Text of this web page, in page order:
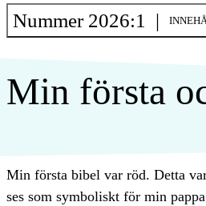
Nummer 2026:1 |
Min första
Min första bibel var röd. Detta
ses som symboliskt för min